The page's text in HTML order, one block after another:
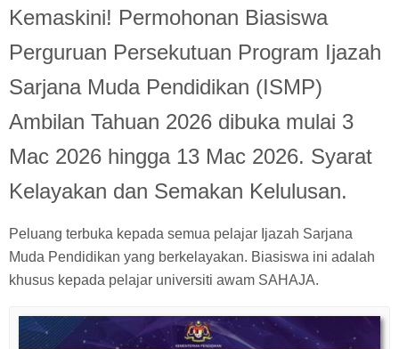
Kemaskini! Permohonan Biasiswa
Perguruan Persekutuan Program Ijazah
Sarjana Muda Pendidikan (ISMP)
Ambilan Tahuan 2026 dibuka mulai 3
Mac 2026 hingga 13 Mac 2026. Syarat
Kelayakan dan Semakan Kelulusan.
Peluang terbuka kepada semua pelajar Ijazah Sarjana
Muda Pendidikan yang berkelayakan. Biasiswa ini adalah
khusus kepada pelajar universiti awam SAHAJA.